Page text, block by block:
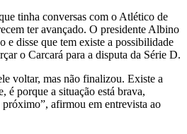
tinha conversas com o Atlético de
ter avançado. O presidente Albino
e disse que tem existe a possibilidade
o Carcará para a disputa da Série D.
voltar, mas não finalizou. Existe a
é porque a situação está brava,
afirmou em entrevista ao